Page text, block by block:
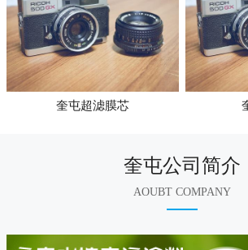
奎屯超滤膜芯
奎屯公司简介
AOUBT COMPANY